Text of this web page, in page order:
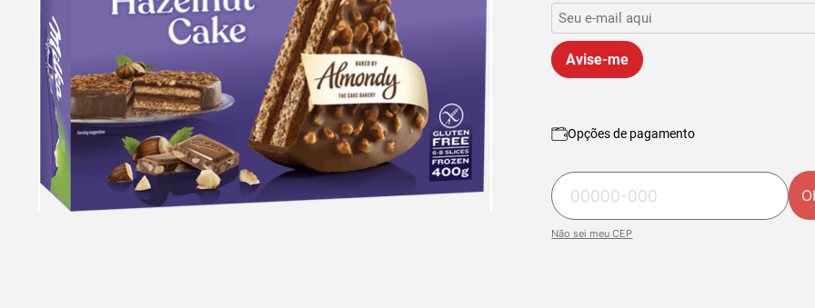
Avise-me
Opções de pagamento
Não sei meu CEP